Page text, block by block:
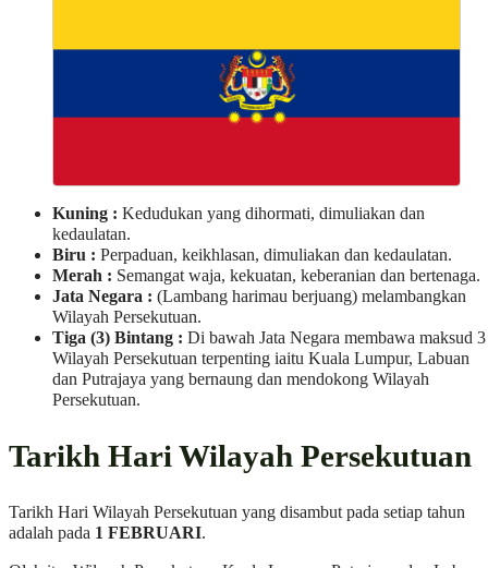
Kuning : Kedudukan yang dihormati, dimuliakan dan
kedaulatan.
Biru : Perpaduan, keikhlasan, dimuliakan dan kedaulatan.
Merah : Semangat waja, kekuatan, keberanian dan bertenaga.
Jata Negara : (Lambang harimau berjuang) melambangkan
Wilayah Persekutuan.
Tiga (3) Bintang : Di bawah Jata Negara membawa maksud 3
Wilayah Persekutuan terpenting iaitu Kuala Lumpur, Labuan
dan Putrajaya yang bernaung dan mendokong Wilayah
Persekutuan.
Tarikh Hari Wilayah Persekutuan
Tarikh Hari Wilayah Persekutuan yang disambut pada setiap tahun
adalah pada 1 FEBRUARI.